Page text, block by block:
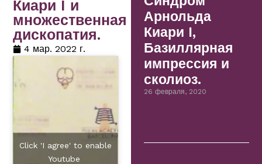
Киари I и
множественная
дископатия.
4 мар. 2022 г.
Click 'I agree' to enable
Youtube
Арнольда
Киари I,
Базиллярная
импрессия и
сколиоз.
26 февраля, 2020